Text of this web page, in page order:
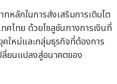
ลักในการส่งเสริมการเติบโต
ศไทย ด้วยโซลูชันทางการเงินที่
คใหม่และกลุ่มธุรกิจที่ต้องการ
ยนแปลงสู่อนาคตของ